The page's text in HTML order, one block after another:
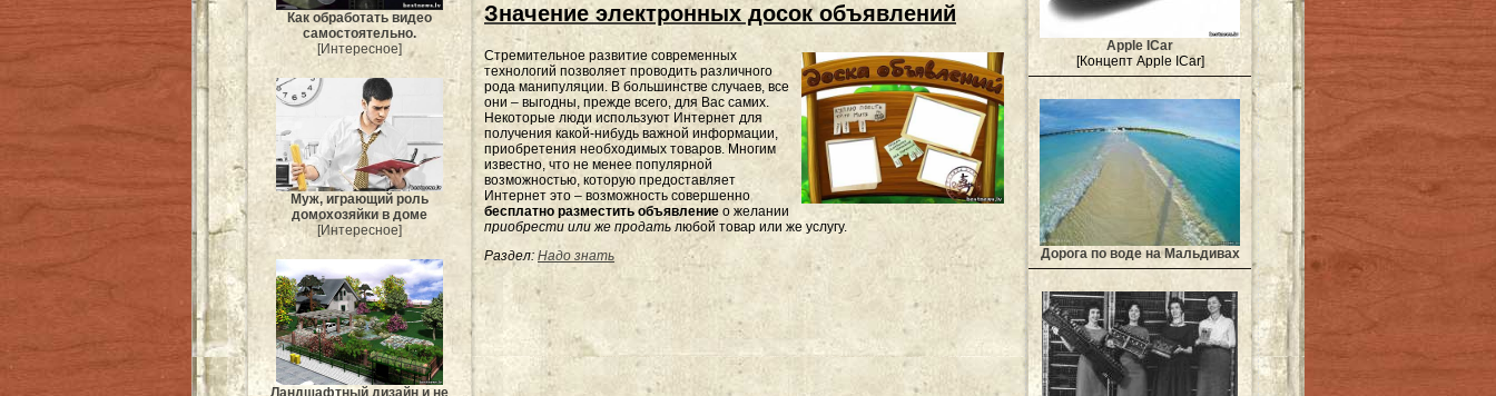
Как обработать видео
самостоятельно.
[Интересное]
Муж, играющий роль
домохозяйки в доме
[Интересное]
Ландшафтный дизайн и не
Значение электронных досок объявлений
Стремительное развитие современных
технологий позволяет проводить различного
рода манипуляции. В большинстве случаев, все
они – выгодны, прежде всего, для Вас самих.
Некоторые люди используют Интернет для
получения какой-нибудь важной информации,
приобретения необходимых товаров. Многим
известно, что не менее популярной
возможностью, которую предоставляет
Интернет это – возможность совершенно
бесплатно разместить объявление о желании
приобрести или же продать любой товар или же услугу.
Раздел: Надо знать
Apple ICar
[Концепт Apple ICar]
Дорога по воде на Мальдивах